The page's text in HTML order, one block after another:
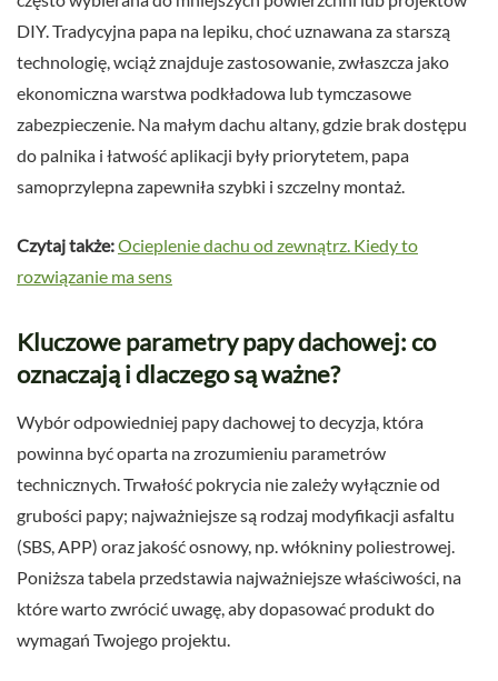
DIY. Tradycyjna papa na lepiku, choć uznawana za starszą
technologię, wciąż znajduje zastosowanie, zwłaszcza jako
ekonomiczna warstwa podkładowa lub tymczasowe
zabezpieczenie. Na małym dachu altany, gdzie brak dostępu
do palnika i łatwość aplikacji były priorytetem, papa
samoprzylepna zapewniła szybki i szczelny montaż.
Czytaj także:Ocieplenie dachu od zewnątrz. Kiedy to
rozwiązanie ma sens
Kluczowe parametry papy dachowej: co
oznaczają i dlaczego są ważne?
Wybór odpowiedniej papy dachowej to decyzja, która
powinna być oparta na zrozumieniu parametrów
technicznych. Trwałość pokrycia nie zależy wyłącznie od
grubości papy; najważniejsze są rodzaj modyfikacji asfaltu
(SBS, APP) oraz jakość osnowy, np. włókniny poliestrowej.
Poniższa tabela przedstawia najważniejsze właściwości, na
które warto zwrócić uwagę, aby dopasować produkt do
wymagań Twojego projektu.